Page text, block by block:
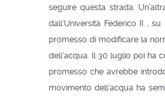
seguire questa strada.
dall’Università Federico II ,
promesso di modificare la
dell’acqua. Il 30 luglio poi ha
promesso che avrebbe
movimento dell’acqua ha